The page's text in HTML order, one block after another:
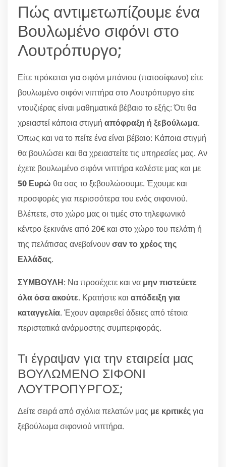
Πώς αντιμετωπίζουμε ένα
Βουλωμένο σιφόνι στο
Λουτρόπυργο;
Είτε πρόκειται για σιφόνι μπάνιου (πατοσίφωνο) είτε
βουλωμένο σιφόνι νιπτήρα στο Λουτρόπυργο είτε
ντουζιέρας είναι μαθηματικά βέβαιο το εξής: Ότι θα
χρειαστεί κάποια στιγμή απόφραξη ή ξεβούλωμα.
Όπως και να το πείτε ένα είναι βέβαιο: Κάποια στιγμή
θα βουλώσει και θα χρειαστείτε τις υπηρεσίες μας. Αν
έχετε βουλωμένο σιφόνι νιπτήρα καλέστε μας και με
50 Ευρώ θα σας το ξεβουλώσουμε. Έχουμε και
προσφορές για περισσότερα του ενός σιφονιού.
Βλέπετε, στο χώρο μας οι τιμές στο τηλεφωνικό
κέντρο ξεκινάνε από 20€ και στο χώρο του πελάτη ή
της πελάτισας ανεβαίνουνσαν το χρέος της
Ελλάδας.
ΣΥΜΒΟΥΛΗ: Να προσέχετε και να μην πιστεύετε
όλα όσα ακούτε. Κρατήστε και απόδειξη για
καταγγελία. Έχουν αφαιρεθεί άδειες από τέτοια
περιστατικά ανάρμοστης συμπεριφοράς.
Τι έγραψαν για την εταιρεία μας
ΒΟΥΛΩΜΕΝΟ ΣΙΦΟΝΙ
ΛΟΥΤΡΟΠΥΡΓΟΣ;
Δείτε σειρά από σχόλια πελατών μας με κριτικέςγια
ξεβούλωμα σιφονιού νιπτήρα.